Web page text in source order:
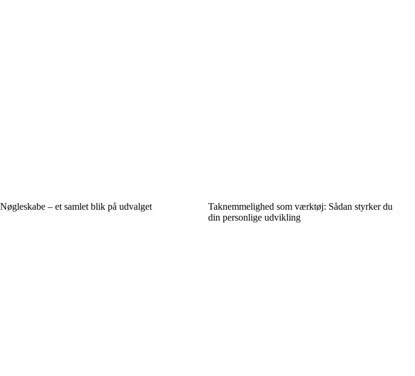
Nøgleskabe – et samlet blik på udvalget
Taknemmelighed som værktøj: Sådan styrker du
din personlige udvikling